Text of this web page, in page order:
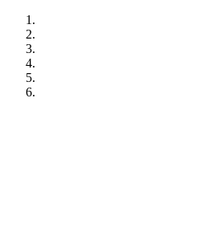
Skip
content